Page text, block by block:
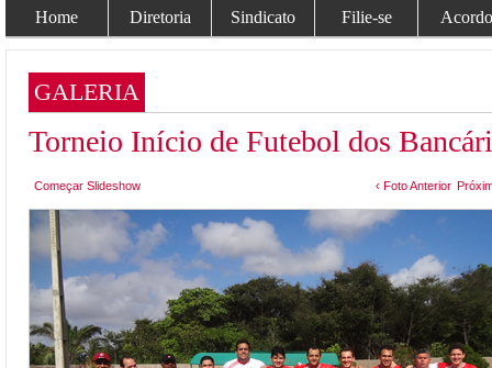
Home Diretoria Sindicato Filie-se
GALERIA
Torneio Início de Futebol dos
Começar Slideshow ‹ Foto Anterior